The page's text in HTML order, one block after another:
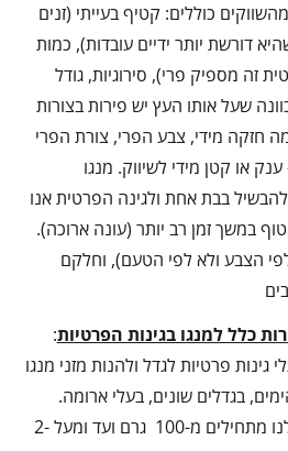
כוללים: קטיף בעייתי (זנים
דורשת יותר ידיים עובדות), כמות
זה מספיק פרי), סירוגיות, גודל
שעל אותו העץ יש פירות בצורות
חזקה מידי, צבע הפרי, צורת הפרי
או קטן מידי לשיווק. מנגו
בבת אחת ולגינה הפרטית אנו
במשך זמן רב יותר (עונה ארוכה).
הצבע ולא לפי הטעם), וחלקם
כלל למנגו בגינות הפרטיות:
פרטיות לגדל ולהנות מזני מנגו
בגדלים שונים, בעלי ארומה.
הגדלים של סוגי המנגו אצלנו מתחילים מ-100 גרם ועד ומעל -2